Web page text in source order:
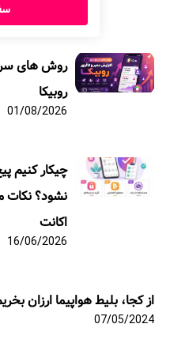
روش های
روبیکا
01/08/2026
چیکار کنیم
نشود؟ نکات
اکانت
16/06/2026
از کجا، بلیط هواپیما ارزان
07/05/2024